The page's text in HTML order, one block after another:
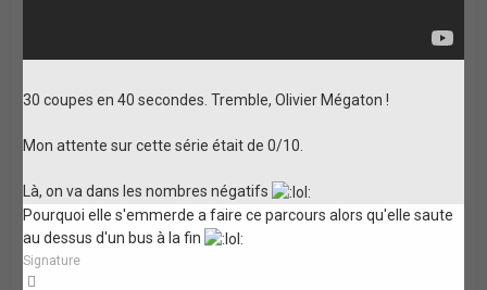
30 coupes en 40 secondes. Tremble, Olivier Mégaton !
Mon attente sur cette série était de 0/10.
Là, on va dans les nombres négatifs
Pourquoi elle s'emmerde a faire ce parcours alors qu'elle saute
au dessus d'un bus à la fin
Signature